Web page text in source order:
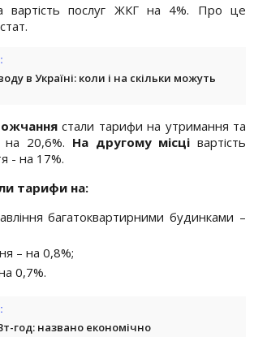
вартість послуг ЖКГ на 4%. Про це
в Україні: коли і на скільки можуть
стали тарифи на утримання та
20,6%. На другому місці вартість
- на 17%.
тарифи на:
багатоквартирними будинками –
– на 0,8%;
0,7%.
год: названо економічно